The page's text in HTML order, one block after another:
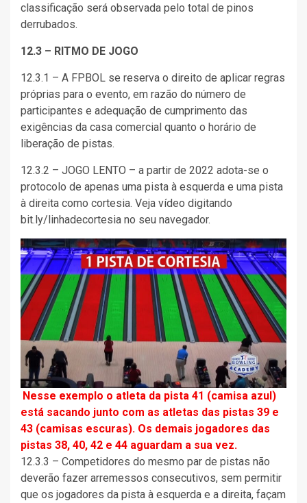
classificação será observada pelo total de pinos
derrubados.
12.3 – RITMO DE JOGO
12.3.1 – A FPBOL se reserva o direito de aplicar regras
próprias para o evento, em razão do número de
participantes e adequação de cumprimento das
exigências da casa comercial quanto o horário de
liberação de pistas.
12.3.2 – JOGO LENTO – a partir de 2022 adota-se o
protocolo de apenas uma pista à esquerda e uma pista
à direita como cortesia. Veja vídeo digitando
bit.ly/linhadecortesia no seu navegador.
Nesse exemplo o atleta da pista 41 (camisa azul)
está sacando junto com as atletas das pistas 39 e
43 (camisas escuras). Os demais jogadores das
pistas 38, 40, 42 e 44 aguardam a sua vez.
12.3.3 – Competidores do mesmo par de pistas não
deverão fazer arremessos consecutivos, sem permitir
que os jogadores da pista à esquerda e a direita, façam